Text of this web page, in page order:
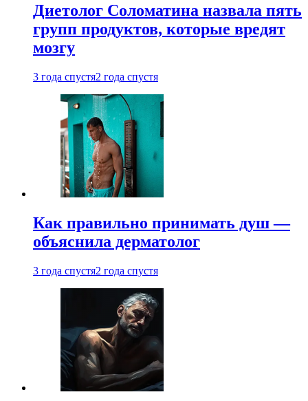
Диетолог Соломатина назвала пять
групп продуктов, которые вредят
мозгу
3 года спустя2 года спустя
Как правильно принимать душ —
объяснила дерматолог
3 года спустя2 года спустя